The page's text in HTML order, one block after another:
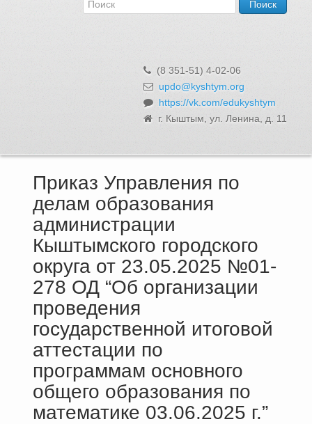
(8 351-51) 4-02-06
updo@kyshtym.org
https://vk.com/edukyshtym
г. Кыштым, ул. Ленина, д. 11
Об Управлении
Муниципальная служба и вакансии
Информационные системы, реестры и банки данных
Закупки для муниципальных нужд
Использование бюджетных средств
Приказ Управления по
делам образования
администрации
Кыштымского городского
округа от 23.05.2025 №01-
278 ОД “Об организации
проведения
государственной итоговой
аттестации по
программам основного
общего образования по
математике 03.06.2025 г.”